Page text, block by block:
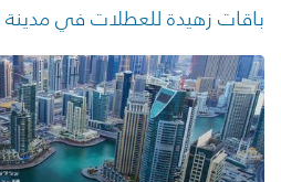
باقات زهيدة للعطلات في مدينة